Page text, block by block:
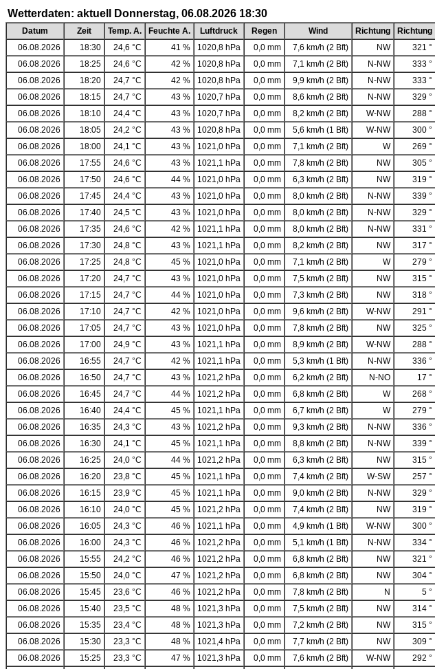
Wetterdaten: aktuell Donnerstag, 06.08.2026 18:30
Datum Zeit Temp. A. Feuchte A. Luftdruck Regen Wind Richtung Richtung
06.08.2026
18:30 24,6 °C 41 % 1020,8 hPa 0,0 mm 7,6 km/h (2 Bft) NW 321 °
06.08.2026
18:25 24,6 °C 42 % 1020,8 hPa 0,0 mm 7,1 km/h (2 Bft) N-NW 333 °
06.08.2026
18:20 24,7 °C 42 % 1020,8 hPa 0,0 mm 9,9 km/h (2 Bft) N-NW 333 °
06.08.2026
18:15 24,7 °C 43 % 1020,7 hPa 0,0 mm 8,6 km/h (2 Bft) N-NW 329 °
06.08.2026
18:10 24,4 °C 43 % 1020,7 hPa 0,0 mm 8,2 km/h (2 Bft) W-NW 288 °
06.08.2026
18:05 24,2 °C 43 % 1020,8 hPa 0,0 mm 5,6 km/h (1 Bft) W-NW 300 °
06.08.2026
18:00 24,1 °C 43 % 1021,0 hPa 0,0 mm 7,1 km/h (2 Bft) W 269 °
06.08.2026
17:55 24,6 °C 43 % 1021,1 hPa 0,0 mm 7,8 km/h (2 Bft) NW 305 °
06.08.2026
17:50 24,6 °C 44 % 1021,0 hPa 0,0 mm 6,3 km/h (2 Bft) NW 319 °
06.08.2026
17:45 24,4 °C 43 % 1021,0 hPa 0,0 mm 8,0 km/h (2 Bft) N-NW 339 °
06.08.2026
17:40 24,5 °C 43 % 1021,0 hPa 0,0 mm 8,0 km/h (2 Bft) N-NW 329 °
06.08.2026
17:35 24,6 °C 42 % 1021,1 hPa 0,0 mm 8,0 km/h (2 Bft) N-NW 331 °
06.08.2026
17:30 24,8 °C 43 % 1021,1 hPa 0,0 mm 8,2 km/h (2 Bft) NW 317 °
06.08.2026
17:25 24,8 °C 45 % 1021,0 hPa 0,0 mm 7,1 km/h (2 Bft) W 279 °
06.08.2026
17:20 24,7 °C 43 % 1021,0 hPa 0,0 mm 7,5 km/h (2 Bft) NW 315 °
06.08.2026
17:15 24,7 °C 44 % 1021,0 hPa 0,0 mm 7,3 km/h (2 Bft) NW 318 °
06.08.2026
17:10 24,7 °C 42 % 1021,0 hPa 0,0 mm 9,6 km/h (2 Bft) W-NW 291 °
06.08.2026
17:05 24,7 °C 43 % 1021,0 hPa 0,0 mm 7,8 km/h (2 Bft) NW 325 °
06.08.2026
17:00 24,9 °C 43 % 1021,1 hPa 0,0 mm 8,9 km/h (2 Bft) W-NW 288 °
06.08.2026
16:55 24,7 °C 42 % 1021,1 hPa 0,0 mm 5,3 km/h (1 Bft) N-NW 336 °
06.08.2026
16:50 24,7 °C 43 % 1021,2 hPa 0,0 mm 6,2 km/h (2 Bft) N-NO 17 °
06.08.2026
16:45 24,7 °C 44 % 1021,2 hPa 0,0 mm 6,8 km/h (2 Bft) W 268 °
06.08.2026
16:40 24,4 °C 45 % 1021,1 hPa 0,0 mm 6,7 km/h (2 Bft) W 279 °
06.08.2026
16:35 24,3 °C 43 % 1021,2 hPa 0,0 mm 9,3 km/h (2 Bft) N-NW 336 °
06.08.2026
16:30 24,1 °C 45 % 1021,1 hPa 0,0 mm 8,8 km/h (2 Bft) N-NW 339 °
06.08.2026
16:25 24,0 °C 44 % 1021,2 hPa 0,0 mm 6,3 km/h (2 Bft) NW 315 °
06.08.2026
16:20 23,8 °C 45 % 1021,1 hPa 0,0 mm 7,4 km/h (2 Bft) W-SW 257 °
06.08.2026
16:15 23,9 °C 45 % 1021,1 hPa 0,0 mm 9,0 km/h (2 Bft) N-NW 329 °
06.08.2026
16:10 24,0 °C 45 % 1021,2 hPa 0,0 mm 7,4 km/h (2 Bft) NW 319 °
06.08.2026
16:05 24,3 °C 46 % 1021,1 hPa 0,0 mm 4,9 km/h (1 Bft) W-NW 300 °
06.08.2026
16:00 24,3 °C 46 % 1021,2 hPa 0,0 mm 5,1 km/h (1 Bft) N-NW 334 °
06.08.2026
15:55 24,2 °C 46 % 1021,2 hPa 0,0 mm 6,8 km/h (2 Bft) NW 321 °
06.08.2026
15:50 24,0 °C 47 % 1021,2 hPa 0,0 mm 6,8 km/h (2 Bft) NW 304 °
06.08.2026
15:45 23,6 °C 46 % 1021,2 hPa 0,0 mm 7,8 km/h (2 Bft) N 5 °
06.08.2026
15:40 23,5 °C 48 % 1021,3 hPa 0,0 mm 7,5 km/h (2 Bft) NW 314 °
06.08.2026
15:35 23,4 °C 48 % 1021,3 hPa 0,0 mm 7,2 km/h (2 Bft) NW 315 °
06.08.2026
15:30 23,3 °C 48 % 1021,4 hPa 0,0 mm 7,7 km/h (2 Bft) NW 309 °
06.08.2026
15:25 23,3 °C 47 % 1021,3 hPa 0,0 mm 7,6 km/h (2 Bft) W-NW 292 °